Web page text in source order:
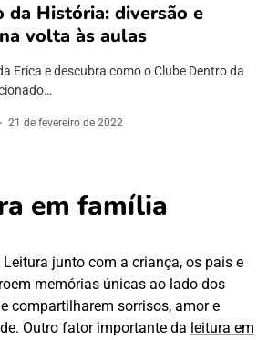
da História: diversão e
volta às aulas
Erica e descubra como o Clube Dentro da
21 de fevereiro de 2022
em família
junto com a criança, os pais e
memórias únicas ao lado dos
compartilharem sorrisos, amor e
Outro fator importante da leitura em